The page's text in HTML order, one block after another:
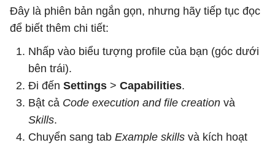
Đây là phiên bản ngắn gọn, nhưng hãy tiếp tục đọc
để biết thêm chi tiết:
Nhấp vào biểu tượng profile của bạn (góc dưới
bên trái).
Đi đến Settings > Capabilities.
Bật cả Code execution and file creation và
Skills.
Chuyển sang tab Example skills và kích hoạt